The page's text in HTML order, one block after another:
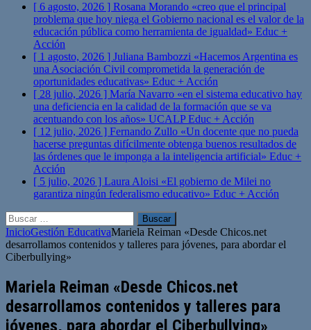
[ 6 agosto, 2026 ] Rosana Morando «creo que el principal
problema que hoy niega el Gobierno nacional es el valor de la
educación pública como herramienta de igualdad» Educ +
Acción
[ 1 agosto, 2026 ] Juliana Bambozzi «Hacemos Argentina es
una Asociación Civil comprometida la generación de
oportunidades educativas» Educ + Acción
[ 28 julio, 2026 ] María Navarro «en el sistema educativo hay
una deficiencia en la calidad de la formación que se va
acentuando con los años» UCALPEduc + Acción
[ 12 julio, 2026 ] Fernando Zullo «Un docente que no pueda
hacerse preguntas difícilmente obtenga buenos resultados de
las órdenes que le imponga a la inteligencia artificial» Educ +
Acción
[ 5 julio, 2026 ] Laura Aloisi «El gobierno de Milei no
garantiza ningún federalismo educativo» Educ + Acción
Buscar:
InicioGestión EducativaMariela Reiman «Desde Chicos.net
desarrollamos contenidos y talleres para jóvenes, para abordar el
Ciberbullying»
Mariela Reiman «Desde Chicos.net
desarrollamos contenidos y talleres para
jóvenes, para abordar el Ciberbullying»